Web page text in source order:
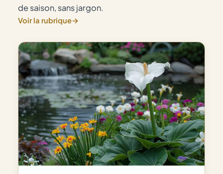
que
personne
vous
dit
vraiment
de saison, sans jargon.
Voir la rubrique→